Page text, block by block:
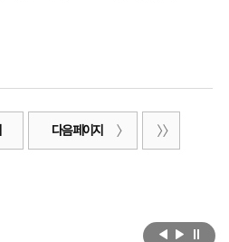
다음 페이지